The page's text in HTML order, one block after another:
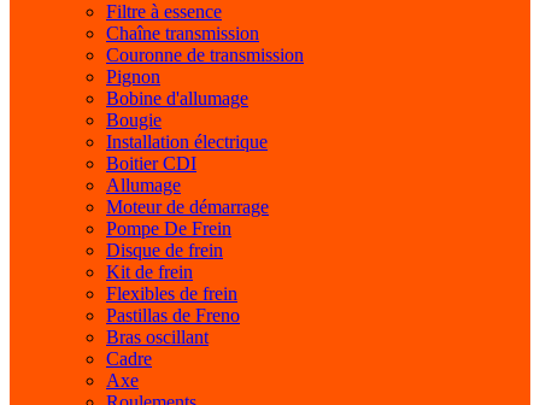
Filtre à essence
Chaîne transmission
Couronne de transmission
Pignon
Bobine d'allumage
Bougie
Installation électrique
Boitier CDI
Allumage
Moteur de démarrage
Pompe De Frein
Disque de frein
Kit de frein
Flexibles de frein
Pastillas de Freno
Bras oscillant
Cadre
Axe